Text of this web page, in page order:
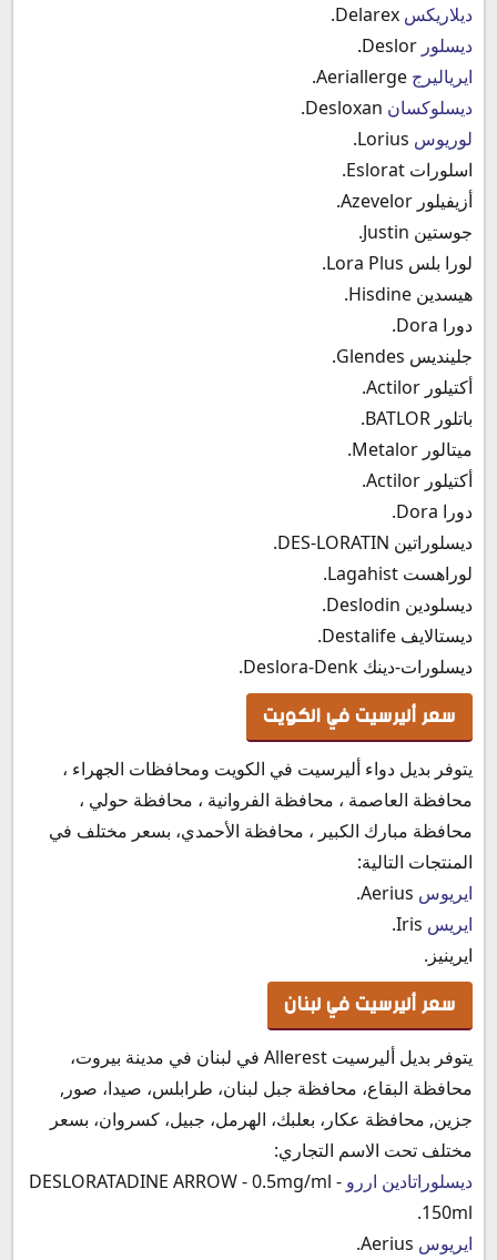
ديلاريكس
ديسلور
ايرياليرج
ديسلوكسان
لوريوس
اسلورات Eslorat.
أزيفيلور Azevelor.
جوستين Justin.
لورا بلس Lora Plus.
هيسدين Hisdine.
دورا Dora.
جلينديس Glendes.
أكتيلور Actilor.
باتلور BATLOR.
ميتالور Metalor.
أكتيلور Actilor.
دورا Dora.
ديسلوراتين DES-LORATIN.
لوراهست Lagahist.
ديسلودين Deslodin.
ديستالايف Destalife.
ديسلورات-دينك Deslora-Denk.
سعر أليرسيت في الكويت
يتوفر بديل دواء أليرسيت في الكويت ومحافظات الجهراء ،
محافظة العاصمة ، محافظة الفروانية ، محافظة حولي ،
محافظة مبارك الكبير ، محافظة الأحمدي، بسعر مختلف في
المنتجات التالية:
ايريوس
ايريس
ايرينيز.
سعر أليرسيت في لبنان
يتوفر بديل أليرسيت Allerest في لبنان في مدينة بيروت،
محافظة البقاع، محافظة جبل لبنان، طرابلس، صيدا، صور,
جزين, محافظة عكار، بعلبك، الهرمل، جبيل، كسروان، بسعر
مختلف تحت الاسم التجاري:
ديسلوراتادين اررو DESLORATADINE ARROW - 0.5mg/ml -
150ml.
ايريوس